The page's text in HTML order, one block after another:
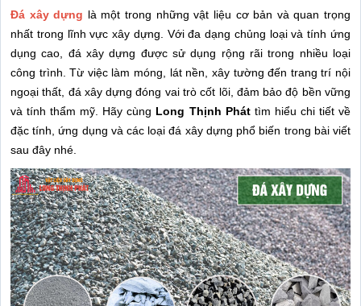
Đá xây dựng là một trong những vật liệu cơ bản và quan trọng
nhất trong lĩnh vực xây dựng. Với đa dạng chủng loại và tính ứng
dụng cao, đá xây dựng được sử dụng rộng rãi trong nhiều loại
công trình. Từ việc làm móng, lát nền, xây tường đến trang trí nội
ngoại thất, đá xây dựng đóng vai trò cốt lõi, đảm bảo độ bền vững
và tính thẩm mỹ. Hãy cùng Long Thịnh Pháttìm hiểu chi tiết về
đặc tính, ứng dụng và các loại đá xây dựng phổ biến trong bài viết
sau đây nhé.